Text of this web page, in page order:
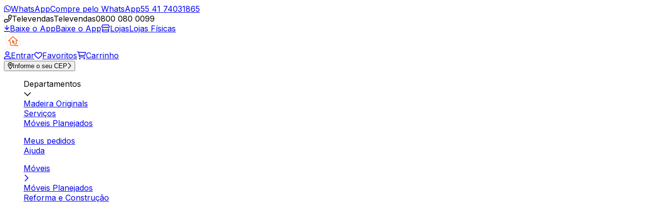
WhatsAppCompre pelo WhatsApp55 41 74031865
TelevendasTelevendas0800 080 0099
Baixe o AppBaixe o App LojasLojas Físicas
Entrar Favoritos Carrinho
Informe o seu CEP
Departamentos
Madeira Originals
Serviços
Móveis Planejados
Meus pedidos
Ajuda
Móveis
Móveis Planejados
Reforma e Construção